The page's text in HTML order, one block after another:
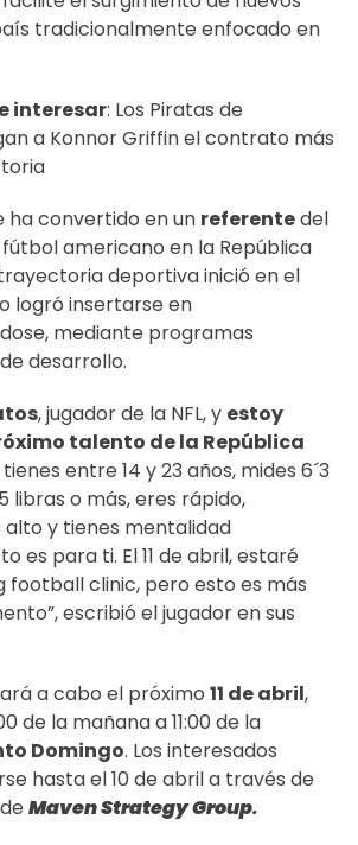
tradicionalmente enfocado en
interesar: Los Piratas de
a Konnor Griffin el contrato más
ha convertido en un referentedel
americano en la República
deportiva inició en el
logró insertarse en
mediante programas
desarrollo.
, jugador de la NFL, y estoy
talento de la República
tienes entre 14 y 23 años, mides 6´3
libras o más, eres rápido,
alto y tienes mentalidad
es para ti. El 11 de abril, estaré
football clinic, pero esto es más
escribió el jugador en sus
a cabo el próximo 11 de abril,
de la mañana a 11:00 de la
Domingo. Los interesados
hasta el 10 de abril a través de
Maven Strategy Group.